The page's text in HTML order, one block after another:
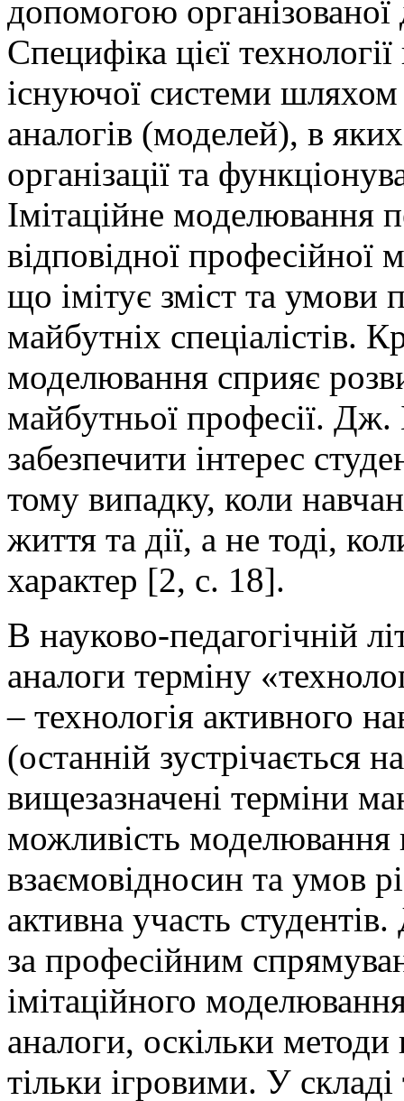
допомогою організованої
Специфіка цієї
існуючої системи
аналогів (моделей), в
організації та
Імітаційне моделювання
відповідної професійної
що імітує зміст та умови
майбутніх спеціалістів.
моделювання сприяє
майбутньої професії. Дж.
забезпечити інтерес
тому випадку, коли
життя та дії, а не тоді,
характер [2, с. 18].
В науково-педагогічній
аналоги терміну
– технологія активного
(останній зустрічається
вищезазначені терміни
можливість моделювання
взаємовідносин та умов
активна участь
за професійним
імітаційного
аналоги, оскільки методи
тільки ігровими. У складі